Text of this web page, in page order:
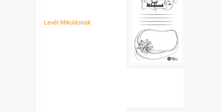
Levél Mikulásnak